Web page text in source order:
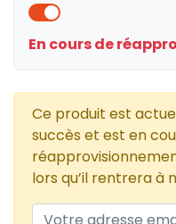
En cours de
Ce produit est
succès et est en
lors qu’il rentrera à